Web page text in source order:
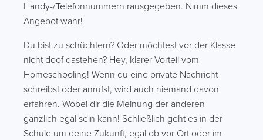
Handy-/Telefonnummern rausgegeben. Nimm dieses
Angebot wahr!
Du bist zu schüchtern? Oder möchtest vor der Klasse
nicht doof dastehen? Hey, klarer Vorteil vom
Homeschooling! Wenn du eine private Nachricht
schreibst oder anrufst, wird auch niemand davon
erfahren. Wobei dir die Meinung der anderen
gänzlich egal sein kann! Schließlich geht es in der
Schule um deine Zukunft, egal ob vor Ort oder im